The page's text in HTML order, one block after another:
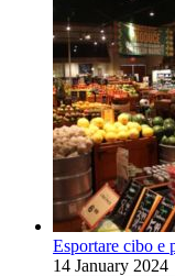
Esportare cibo e
14 January 2024